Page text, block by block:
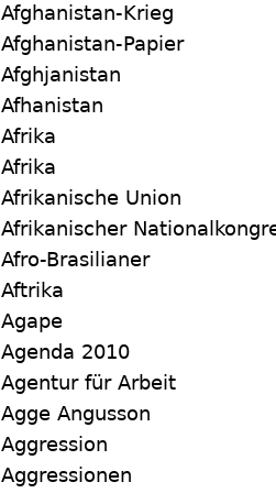
Afghanistan-Krieg
Afghanistan-Papier
Afghjanistan
Afhanistan
Afrika
Afrika
Afrikanische Union
Afrikanischer
Afro-Brasilianer
Aftrika
Agape
Agenda 2010
Agentur für Arbeit
Agge Angusson
Aggression
Aggressionen